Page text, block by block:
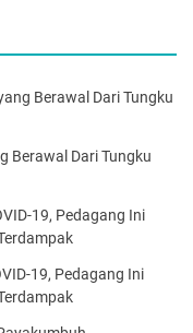
Berawal Dari Tungku
Berawal Dari Tungku
19, Pedagang Ini
19, Pedagang Ini